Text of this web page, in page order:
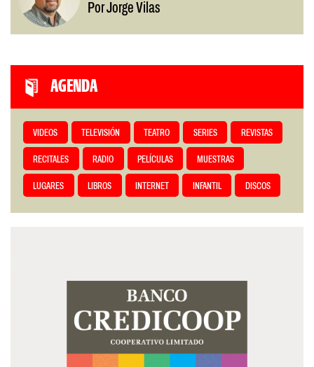
Por Jorge Vilas
AGENDA
VIDEOS TELEVISIÓN TEATRO SERIES REVISTAS
RECITALES RADIO PELÍCULAS MUESTRAS
LUGARES LIBROS INTERNET INFANTIL DISCOS